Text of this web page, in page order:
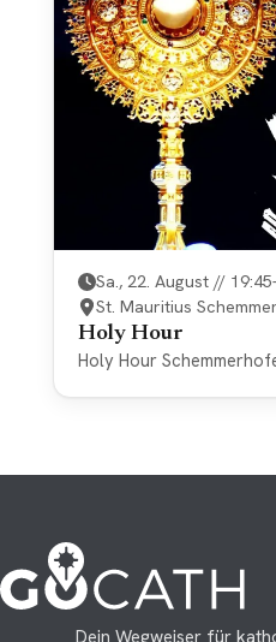
Sa., 22. August //
St. Mauritius
Holy Hour
Holy Hour